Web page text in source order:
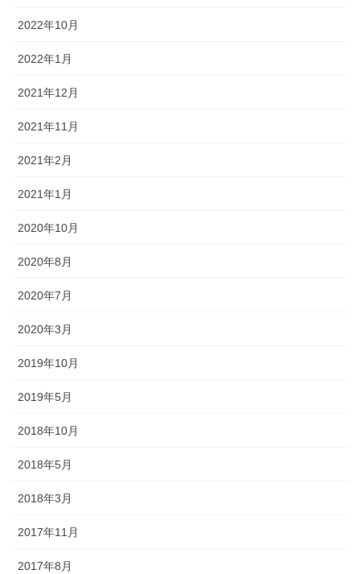
2022年10月
2022年1月
2021年12月
2021年11月
2021年2月
2021年1月
2020年10月
2020年8月
2020年7月
2020年3月
2019年10月
2019年5月
2018年10月
2018年5月
2018年3月
2017年11月
2017年8月